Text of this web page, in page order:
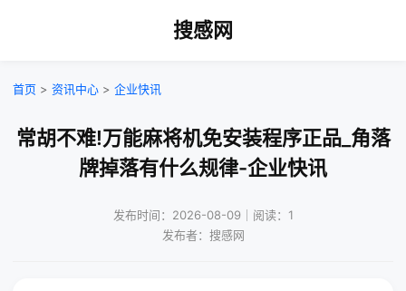
搜感网
首页 > 资讯中心 > 企业快讯
常胡不难!万能麻将机免安装程序正品_角落
牌掉落有什么规律-企业快讯
发布时间：2026-08-09｜阅读：1
发布者：搜感网